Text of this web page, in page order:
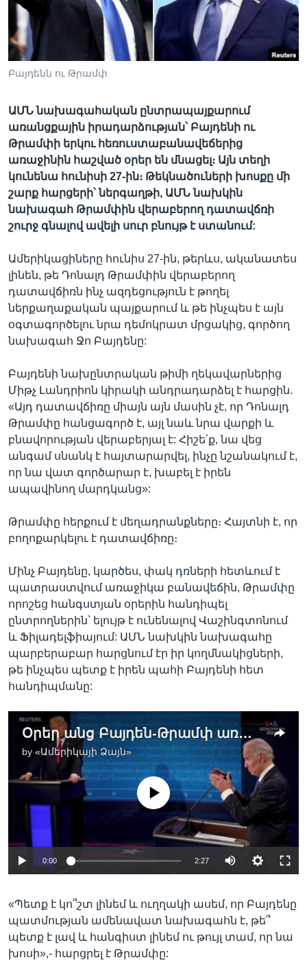
Լեզուներ
Բայդենն ու Թրամփ
ԱՄՆ նախագահական ընտրապայքարում
առանցքային իրադարձության՝ Բայդենի ու
Թրամփի երկու հեռուստաբանավեճերից
առաջինին հաշված օրեր են մնացել։ Այն տեղի
կունենա հունիսի 27-ին։ Թեկնածուների խոսքը մի
շարք հարցերի՝ ներգաղթի, ԱՄՆ նախկին
նախագահ Թրամփին վերաբերող դատավճռի
շուրջ գնալով ավելի սուր բնույթ է ստանում:
Ամերիկացիները հունիս 27-ին, թերևս, ականատես
լինեն, թե Դոնալդ Թրամփին վերաբերող
դատավճիռն ինչ ազդեցություն է թողել
ներքաղաքական պայքարում և թե ինչպես է այն
օգտագործելու նրա դեմոկրատ մրցակից, գործող
նախագահ Ջո Բայդենը:
Բայդենի նախընտրական թիմի ղեկավարներից
Միթչ Լանդրիոն կիրակի անդրադարձել է հարցին.
«Այդ դատավճիռը միայն այն մասին չէ, որ Դոնալդ
Թրամփը հանցագործ է, այլ նաև նրա վարքի և
բնավորության վերաբերյալ է: Հիշե՛ք, նա վեց
անգամ սնանկ է հայտարարվել, ինչը նշանակում է,
որ նա վատ գործարար է, խաբել է իրեն
ապավինող մարդկանց»:
Թրամփը հերքում է մեղադրանքները։ Հայտնի է, որ
բողոքարկելու է դատավճիռը։
Մինչ Բայդենը, կարծես, փակ դռների հետևում է
պատրաստվում առաջիկա բանավեճին, Թրամփը
որոշեց հանգստյան օրերին հանդիպել
ընտրողներին՝ ելույթ է ունենալով Վաշինգտոնում
և Ֆիլադելֆիայում: ԱՄՆ նախկին նախագահը
պարբերաբար հարցնում էր իր կողմնակիցների,
թե ինչպես պետք է իրեն պահի Բայդենի հետ
հանդիպմանը:
Օրեր անց Բայդեն-Թրամփ առաջին հեռուստաբանավեճն է
by «Ամերիկայի Ձայն»
No media source currently available
0:00 2:27
«Պետք է կո՞շտ լինեմ և ուղղակի ասեմ, որ Բայդենը
պատմության ամենավատ նախագահն է, թե՞
պետք է լավ և հանգիստ լինեմ ու թույլ տամ, որ նա
խոսի»,- հարցրել է Թրամփը: